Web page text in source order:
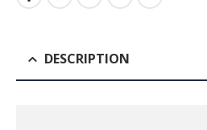
DESCRIPTION